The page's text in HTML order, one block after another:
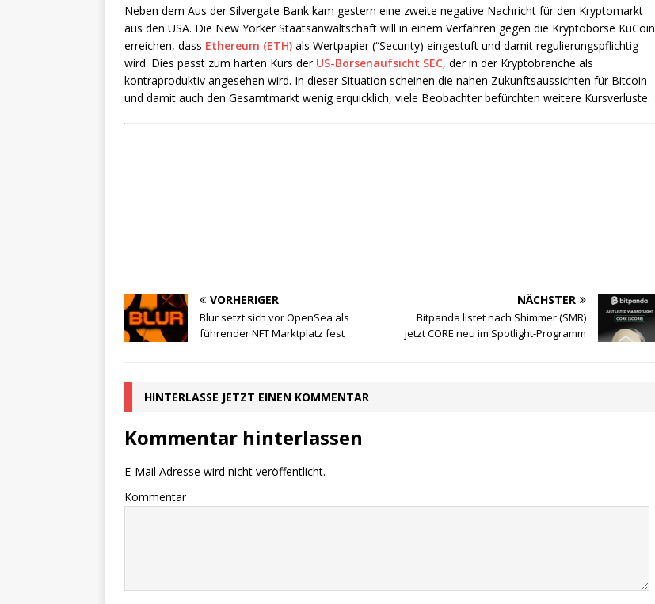
Neben dem Aus der Silvergate Bank kam gestern eine zweite negative Nachricht für den Kryptomarkt
aus den USA. Die New Yorker Staatsanwaltschaft will in einem Verfahren gegen die Kryptobörse KuCoin
erreichen, dass Ethereum (ETH) als Wertpapier (“Security) eingestuft und damit regulierungspflichtig
wird. Dies passt zum harten Kurs der US-Börsenaufsicht SEC, der in der Kryptobranche als
kontraproduktiv angesehen wird. In dieser Situation scheinen die nahen Zukunftsaussichten für Bitcoin
und damit auch den Gesamtmarkt wenig erquicklich, viele Beobachter befürchten weitere Kursverluste.
VORHERIGER
Blur setzt sich vor OpenSea als
führender NFT Marktplatz fest
NÄCHSTER
Bitpanda listet nach Shimmer (SMR)
jetzt CORE neu im Spotlight-Programm
HINTERLASSE JETZT EINEN KOMMENTAR
Kommentar hinterlassen
E-Mail Adresse wird nicht veröffentlicht.
Kommentar